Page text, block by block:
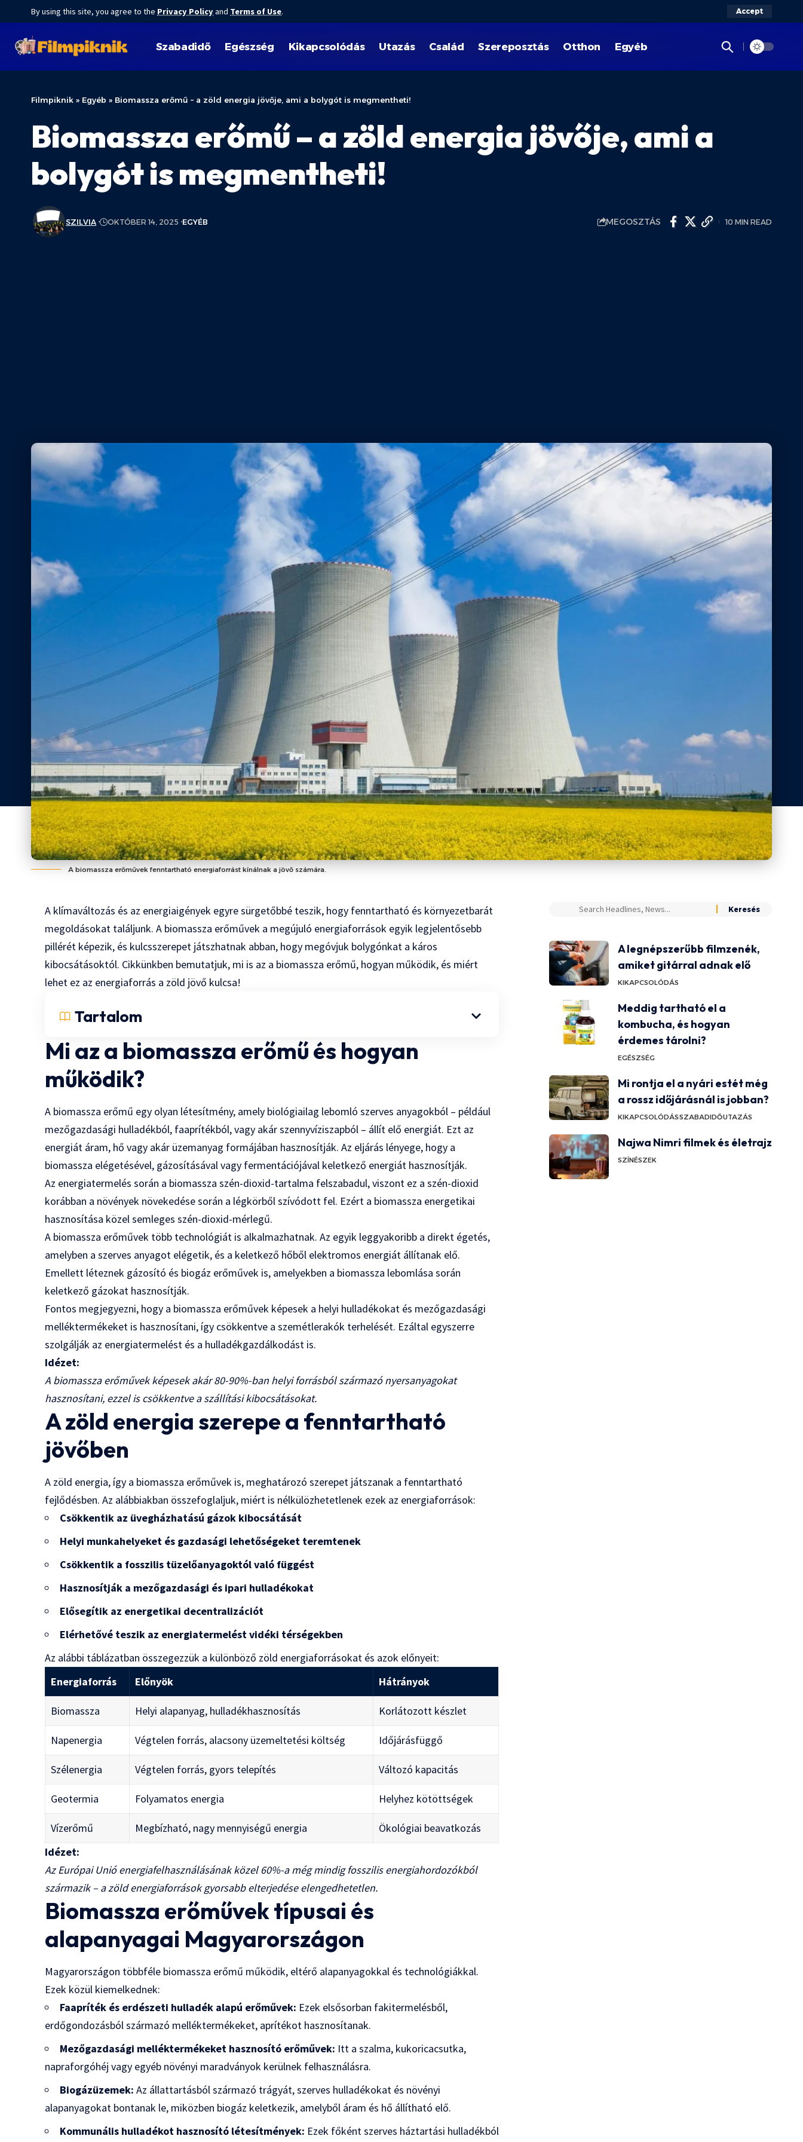
By using this site, you agree to the Privacy Policyand Terms of Use. Accept
Szabadidő Egészség Kikapcsolódás Utazás Család Szereposztás Otthon Egyéb
Filmpiknik » Egyéb » Biomassza erőmű – a zöld energia jövője, ami a bolygót is megmentheti!
Biomassza erőmű – a zöld energia jövője, ami a
bolygót is megmentheti!
SZILVIA OKTÓBER 14, 2025 EGYÉB MEGOSZTÁS 10 MIN READ
A biomassza erőművek fenntartható energiaforrást kínálnak a jövő számára.
A klímaváltozás és az energiaigények egyre sürgetőbbé teszik, hogy fenntartható és környezetbarát
megoldásokat találjunk. A biomassza erőművek a megújuló energiaforrások egyik legjelentősebb
pillérét képezik, és kulcsszerepet játszhatnak abban, hogy megóvjuk bolygónkat a káros
kibocsátásoktól. Cikkünkben bemutatjuk, mi is az a biomassza erőmű, hogyan működik, és miért
lehet ez az energiaforrás a zöld jövő kulcsa!
Tartalom
Mi az a biomassza erőmű és hogyan
működik?
A biomassza erőmű egy olyan létesítmény, amely biológiailag lebomló szerves anyagokból – például
mezőgazdasági hulladékból, faaprítékból, vagy akár szennyvíziszapból – állít elő energiát. Ezt az
energiát áram, hő vagy akár üzemanyag formájában hasznosítják. Az eljárás lényege, hogy a
biomassza elégetésével, gázosításával vagy fermentációjával keletkező energiát hasznosítják.
Az energiatermelés során a biomassza szén-dioxid-tartalma felszabadul, viszont ez a szén-dioxid
korábban a növények növekedése során a légkörből szívódott fel. Ezért a biomassza energetikai
hasznosítása közel semleges szén-dioxid-mérlegű.
A biomassza erőművek több technológiát is alkalmazhatnak. Az egyik leggyakoribb a direkt égetés,
amelyben a szerves anyagot elégetik, és a keletkező hőből elektromos energiát állítanak elő.
Emellett léteznek gázosító és biogáz erőművek is, amelyekben a biomassza lebomlása során
keletkező gázokat hasznosítják.
Fontos megjegyezni, hogy a biomassza erőművek képesek a helyi hulladékokat és mezőgazdasági
melléktermékeket is hasznosítani, így csökkentve a szemétlerakók terhelését. Ezáltal egyszerre
szolgálják az energiatermelést és a hulladékgazdálkodást is.
Idézet:
A biomassza erőművek képesek akár 80-90%-ban helyi forrásból származó nyersanyagokat
hasznosítani, ezzel is csökkentve a szállítási kibocsátásokat.
A zöld energia szerepe a fenntartható
jövőben
A zöld energia, így a biomassza erőművek is, meghatározó szerepet játszanak a fenntartható
fejlődésben. Az alábbiakban összefoglaljuk, miért is nélkülözhetetlenek ezek az energiaforrások:
Csökkentik az üvegházhatású gázok kibocsátását
Helyi munkahelyeket és gazdasági lehetőségeket teremtenek
Csökkentik a fosszilis tüzelőanyagoktól való függést
Hasznosítják a mezőgazdasági és ipari hulladékokat
Elősegítik az energetikai decentralizációt
Elérhetővé teszik az energiatermelést vidéki térségekben
Az alábbi táblázatban összegezzük a különböző zöld energiaforrásokat és azok előnyeit:
Energiaforrás
Előnyök Hátrányok
Biomassza Helyi alapanyag, hulladékhasznosítás Korlátozott készlet
Napenergia Végtelen forrás, alacsony üzemeltetési költség Időjárásfüggő
Szélenergia Végtelen forrás, gyors telepítés Változó kapacitás
Geotermia Folyamatos energia Helyhez kötöttségek
Vízerőmű Megbízható, nagy mennyiségű energia
Ökológiai beavatkozás
Idézet:
Az Európai Unió energiafelhasználásának közel 60%-a még mindig fosszilis energiahordozókból
származik – a zöld energiaforrások gyorsabb elterjedése elengedhetetlen.
Biomassza erőművek típusai és
alapanyagai Magyarországon
Magyarországon többféle biomassza erőmű működik, eltérő alapanyagokkal és technológiákkal.
Ezek közül kiemelkednek:
Faapríték és erdészeti hulladék alapú erőművek: Ezek elsősorban fakitermelésből,
erdőgondozásból származó melléktermékeket, aprítékot hasznosítanak.
Mezőgazdasági melléktermékeket hasznosító erőművek: Itt a szalma, kukoricacsutka,
napraforgóhéj vagy egyéb növényi maradványok kerülnek felhasználásra.
Biogázüzemek: Az állattartásból származó trágyát, szerves hulladékokat és növényi
alapanyagokat bontanak le, miközben biogáz keletkezik, amelyből áram és hő állítható elő.
Kommunális hulladékot hasznosító létesítmények: Ezek főként szerves háztartási hulladékból
A legnépszerűbb filmzenék,
amiket gitárral adnak elő
KIKAPCSOLÓDÁS
Meddig tartható el a
kombucha, és hogyan
érdemes tárolni?
EGÉSZSÉG
Mi rontja el a nyári estét még
a rossz időjárásnál is jobban?
KIKAPCSOLÓDÁSSZABADIDŐUTAZÁS
Najwa Nimri filmek és életrajz
SZÍNÉSZEK